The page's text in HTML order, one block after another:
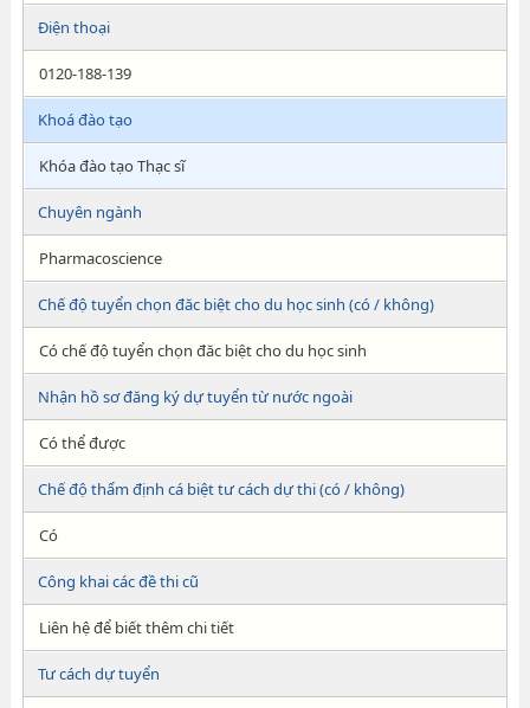
Điện thoại
0120-188-139
Khoá đào tạo
Khóa đào tạo Thạc sĩ
Chuyên ngành
Pharmacoscience
Chế độ tuyển chọn đăc biệt cho du học sinh (có / không)
Có chế độ tuyển chọn đăc biệt cho du học sinh
Nhận hồ sơ đăng ký dự tuyển từ nước ngoài
Có thể được
Chế độ thẩm định cá biệt tư cách dự thi (có / không)
Có
Công khai các đề thi cũ
Liên hệ để biết thêm chi tiết
Tư cách dự tuyển